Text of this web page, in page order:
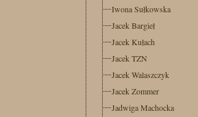
Iwona Sułkowska
Jacek Bargieł
Jacek Kułach
Jacek TZN
Jacek Walaszczyk
Jacek Zommer
Jadwiga Machocka